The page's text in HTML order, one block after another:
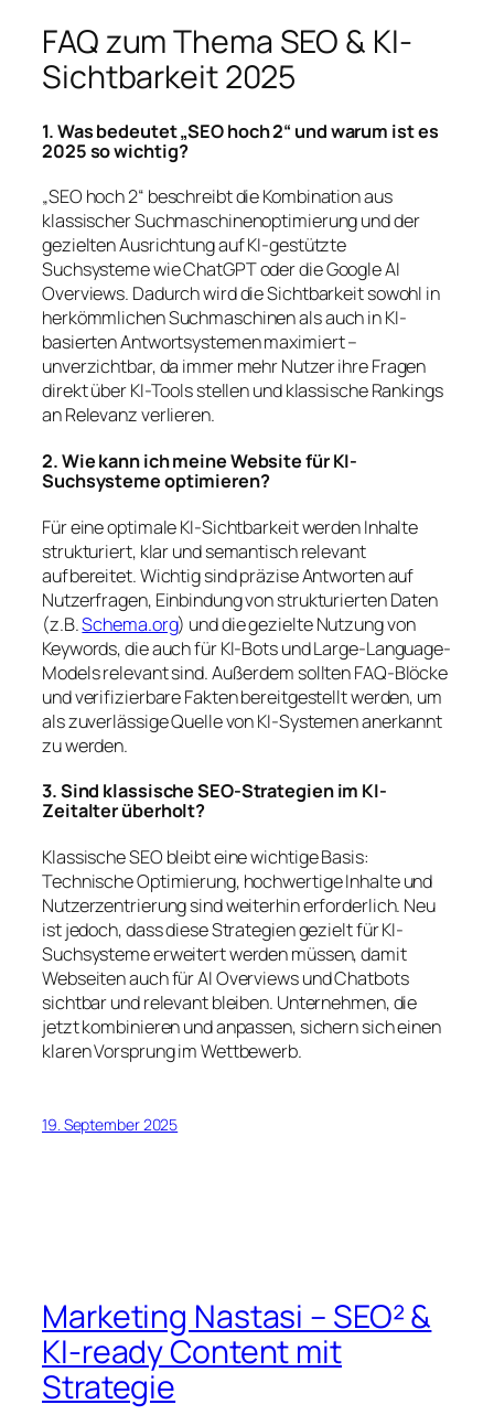
FAQ zum Thema SEO & KI-
Sichtbarkeit 2025
1. Was bedeutet „SEO hoch 2“ und warum ist es
2025 so wichtig?
„SEO hoch 2“ beschreibt die Kombination aus
klassischer Suchmaschinenoptimierung und der
gezielten Ausrichtung auf KI-gestützte
Suchsysteme wie ChatGPT oder die Google AI
Overviews. Dadurch wird die Sichtbarkeit sowohl in
herkömmlichen Suchmaschinen als auch in KI-
basierten Antwortsystemen maximiert –
unverzichtbar, da immer mehr Nutzer ihre Fragen
direkt über KI-Tools stellen und klassische Rankings
an Relevanz verlieren.
2. Wie kann ich meine Website für KI-
Suchsysteme optimieren?
Für eine optimale KI-Sichtbarkeit werden Inhalte
strukturiert, klar und semantisch relevant
aufbereitet. Wichtig sind präzise Antworten auf
Nutzerfragen, Einbindung von strukturierten Daten
(z.B.Schema.org) und die gezielte Nutzung von
Keywords, die auch für KI-Bots und Large-Language-
Models relevant sind. Außerdem sollten FAQ-Blöcke
und verifizierbare Fakten bereitgestellt werden, um
als zuverlässige Quelle von KI-Systemen anerkannt
zu werden.
3. Sind klassische SEO-Strategien im KI-
Zeitalter überholt?
Klassische SEO bleibt eine wichtige Basis:
Technische Optimierung, hochwertige Inhalte und
Nutzerzentrierung sind weiterhin erforderlich. Neu
ist jedoch, dass diese Strategien gezielt für KI-
Suchsysteme erweitert werden müssen, damit
Webseiten auch für AI Overviews und Chatbots
sichtbar und relevant bleiben. Unternehmen, die
jetzt kombinieren und anpassen, sichern sich einen
klaren Vorsprung im Wettbewerb.
19. September 2025
Marketing Nastasi – SEO² &
KI-ready Content mit
Strategie